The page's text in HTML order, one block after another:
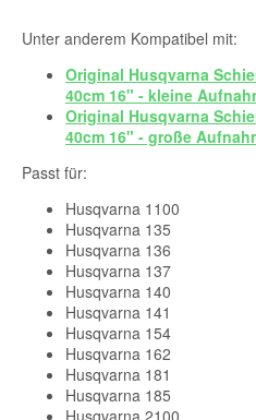
Unter anderem Kompatibel mit:
Original Husqvarna
40cm 16" - kleine
Original Husqvarna
40cm 16" - große
Passt für:
Husqvarna 1100
Husqvarna 135
Husqvarna 136
Husqvarna 137
Husqvarna 140
Husqvarna 141
Husqvarna 154
Husqvarna 162
Husqvarna 181
Husqvarna 185